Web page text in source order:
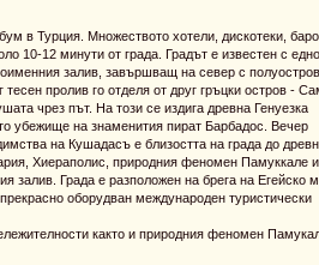
в Турция. Множеството хотели, дискотеки,
10-12 минути от града. Градът е известен с
залив, завършващ на север с полуостров,
пролив го отделя от друг гръцки остров -
чрез път. На този се издига древна Генуезка
убежище на знаменития пират Барбадос. Вечер
на Кушадасъ е близостта на града до
Хиераполис, природния феномен Памуккале и
залив. Града е разположен на брега на Егейско
оборудван международен туристически
както и природния феномен